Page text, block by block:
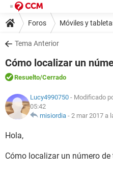
Foros Móviles y
Tema Anterior
Cómo localizar un
Resuelto/Cerrado
Lucy4990750- Modificado
05:42
misiordia- 2 mar 2017 a
Hola,
Cómo localizar un número